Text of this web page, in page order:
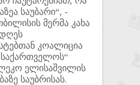
საუბარი“, -
მერმა კახა
კოალიცია
ელისაშვილის
საუბრისას.